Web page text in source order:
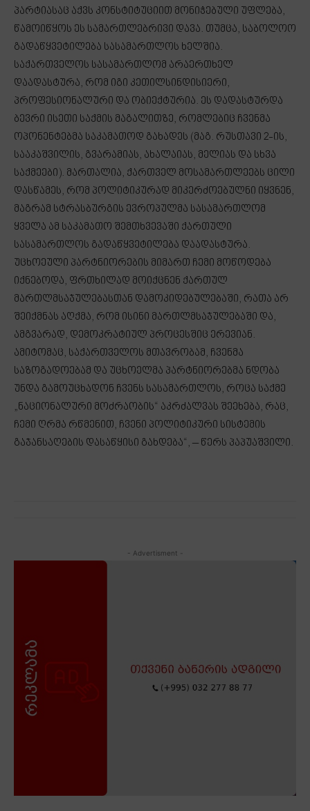
პარტიასაც აქვს კონსტიტუციით მონიჭებული უფლება,
წამოიწყოს ეს სამართლებრივი დავა. თუმცა, საბოლოო
გადაწყვეტილება სასამართლოს ხელშია.
საქართველოს სასამართლომ არაერთხელ
დაადასტურა, რომ იგი კეთილსინდისიერი,
პროფესიონალური და ობიექტურია. ეს დადასტურდა
ბევრი ისეთი საქმის მაგალითზე, რომლებიც ჩვენმა
ოპონენტებმა საკამათოდ გახადეს (მაგ. რუსთავი 2-ის,
სააკაშვილის, გვარამიას, ახალაიას, მელიას და სხვა
საქმეები). მართალია, ქართველ მოსამართლეებს ცილი
დასწამეს, რომ პოლიტიკურად მიკერძოებულნი იყვნენ,
მაგრამ სტრასბურგის ევროპულმა სასამართლომ
ყველა ამ საკამათო შემთხვევაში ქართული
სასამართლოს გადაწყვეტილება დაადასტურა.
უცხოეული პარტნიორების მიმართ ჩემი მოწოდება
იქნებოდა, ფრთხილად მოიქცნენ ქართულ
მართლმსაჯულებასთან დამოკიდებულებაში, რათა არ
შეიქმნას აღქმა, რომ ისინი მართლმსაჯულებაში და,
ამგვარად, დემოკრატიულ პროცესშიც ერევიან.
ამიტომაც, საქართველოს მთავრობამ, ჩვენმა
საზოგადოებამ და უცხოელმა პარტნიორებმა ნდობა
უნდა გამოუცხადონ ჩვენს სასამართლოს, როცა საქმე
„ნაციონალური მოძრაობის“ აკრძალვას შეეხება, რაც,
ჩემი ღრმა რწმენით, ჩვენი პოლიტიკური სისტემის
გაჯანსაღების დასაწყისი გახდება“, – წერს პაპუაშვილი.
- Advertisment -